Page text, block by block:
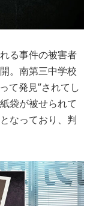
る事件の被害者
。南第三中学校
て発見”されてし
袋が被せられて
なっており、判